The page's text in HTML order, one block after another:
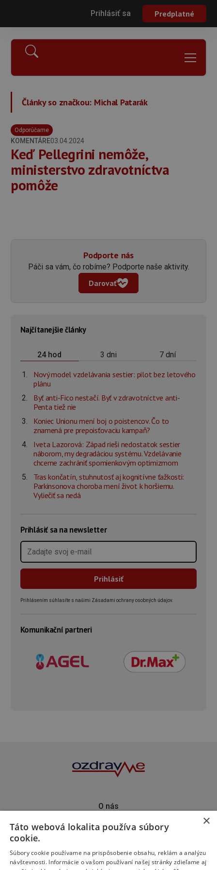
Prihlásiť sa Predplatné
Články so značkou: Michal Patarák
Odporúčame
KOMENTÁRE03.04.2024
Keď Pellegrini nemôže,
ministerstvo zdravotníctva
pomôže
Podporte nás
Páči sa vám, čo robíme? Podporte naše aktivity.
Darovať
Najčítanejšie články
24 hod 3 dni 7 dní
Nový model vzdelávania sestier: pilot bez letového
plánu
Byť anti-Fico nestačí. Byť v zdravotníctve anti-
Penta tiež nie
Koniec Unionu mení boj o poistencov. Čo to
znamená pre prepoisťovaciu kampaň?
Iveta Lazorová: Západ rieši nedostatok sestier
náborom, my degradáciou systému. Vzdelávanie
chceme zachrániť spomienkovým optimizmom
Tras končatín, stuhnutosť aj kognitívne ťažkosti:
Parkinsonova choroba mení život k horšiemu.
Vyliečiť sa nedá
Prihlásiť sa na newsletter
Prihlásením súhlasíte s našimi Zásadami ochrany osobných údajov.
Komunikační partneri
O nás
Predplatné
Podporte nás
×
Táto webová lokalita používa súbory
cookie.
Súbory cookie používame na prispôsobenie obsahu, reklám a analýzu
návštevnosti. Informácie o vašom používaní našej stránky zdieľame aj